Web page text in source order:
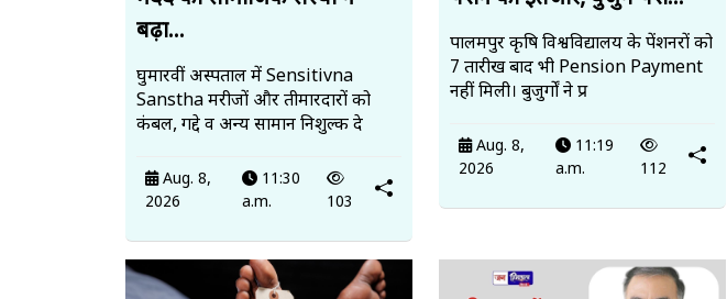
बढ़ा...
घुमारवीं अस्पताल में Sensitivna
Sanstha मरीजों और तीमारदारों को
कंबल, गद्दे व अन्य सामान निशुल्क दे
Aug. 8,
2026
11:30
a.m.
103
पालमपुर कृषि विश्वविद्यालय के पेंशनरों को
7 तारीख बाद भी Pension Payment
नहीं मिली। बुजुर्गों ने प्र
Aug. 8,
2026
11:19
a.m.
112